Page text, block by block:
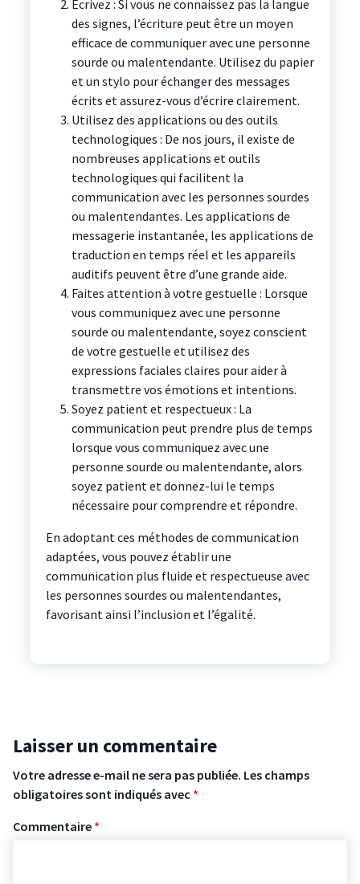
Écrivez : Si vous ne connaissez pas la langue
des signes, l’écriture peut être un moyen
efficace de communiquer avec une personne
sourde ou malentendante. Utilisez du papier
et un stylo pour échanger des messages
écrits et assurez-vous d’écrire clairement.
Utilisez des applications ou des outils
technologiques : De nos jours, il existe de
nombreuses applications et outils
technologiques qui facilitent la
communication avec les personnes sourdes
ou malentendantes. Les applications de
messagerie instantanée, les applications de
traduction en temps réel et les appareils
auditifs peuvent être d’une grande aide.
Faites attention à votre gestuelle : Lorsque
vous communiquez avec une personne
sourde ou malentendante, soyez conscient
de votre gestuelle et utilisez des
expressions faciales claires pour aider à
transmettre vos émotions et intentions.
Soyez patient et respectueux : La
communication peut prendre plus de temps
lorsque vous communiquez avec une
personne sourde ou malentendante, alors
soyez patient et donnez-lui le temps
nécessaire pour comprendre et répondre.
En adoptant ces méthodes de communication
adaptées, vous pouvez établir une
communication plus fluide et respectueuse avec
les personnes sourdes ou malentendantes,
favorisant ainsi l’inclusion et l’égalité.
Laisser un commentaire
Votre adresse e-mail ne sera pas publiée. Les champs
obligatoires sont indiqués avec *
Commentaire *